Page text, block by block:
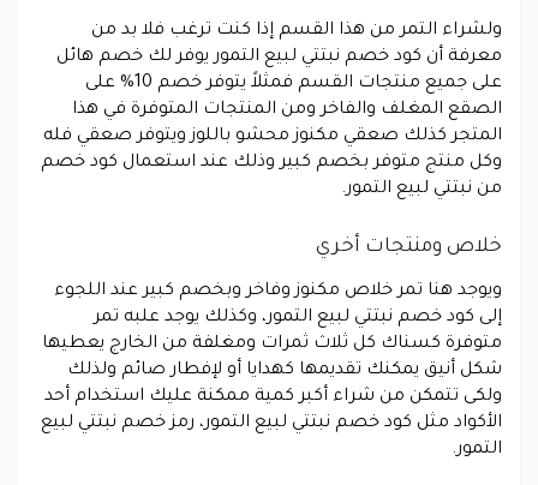
ولشراء التمر من هذا القسم إذا كنت ترغب فلا بد من
معرفة أن كود خصم نبتتي لبيع التمور يوفر لك خصم هائل
على جميع منتجات القسم فمثلاً يتوفر خصم 10% على
الصقع المغلف والفاخر ومن المنتجات المتوفرة في هذا
المتجر كذلك صعقي مكنوز محشو باللوز ويتوفر صعقي فله
وكل منتج متوفر بخصم كبير وذلك عند استعمال كود خصم
من نبتتي لبيع التمور.
خلاص ومنتجات أخري
ويوجد هنا تمر خلاص مكنوز وفاخر وبخصم كبير عند اللجوء
إلى كود خصم نبتتي لبيع التمور، وكذلك يوجد علبه تمر
متوفرة كسناك كل ثلاث ثمرات ومغلفة من الخارج يعطيها
شكل أنيق يمكنك تقديمها كهدايا أو لإفطار صائم ولذلك
ولكى تتمكن من شراء أكبر كمية ممكنة عليك استخدام أحد
الأكواد مثل كود خصم نبتتي لبيع التمور، رمز خصم نبتتي لبيع
التمور.